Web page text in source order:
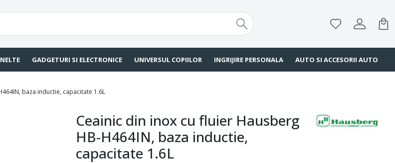
GADGETURI SI ELECTRONICE UNIVERSUL COPIILOR INGRIJIRE PERSONALA AUTO SI ACCESORII AUTO
baza inductie, capacitate 1.6L
Ceainic din inox cu fluier Hausberg
HB-H464IN, baza inductie,
capacitate 1.6L